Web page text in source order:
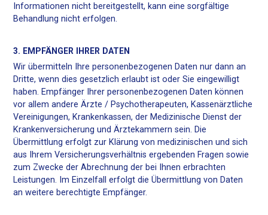
Informationen nicht bereitgestellt, kann eine sorgfältige
Behandlung nicht erfolgen.
3. EMPFÄNGER IHRER DATEN
Wir übermitteln Ihre personenbezogenen Daten nur dann an
Dritte, wenn dies gesetzlich erlaubt ist oder Sie eingewilligt
haben. Empfänger Ihrer personenbezogenen Daten können
vor allem andere Ärzte / Psychotherapeuten, Kassenärztliche
Vereinigungen, Krankenkassen, der Medizinische Dienst der
Krankenversicherung und Ärztekammern sein. Die
Übermittlung erfolgt zur Klärung von medizinischen und sich
aus Ihrem Versicherungsverhältnis ergebenden Fragen sowie
zum Zwecke der Abrechnung der bei Ihnen erbrachten
Leistungen. Im Einzelfall erfolgt die Übermittlung von Daten
an weitere berechtigte Empfänger.